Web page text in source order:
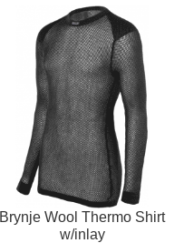
Brynje Wool Thermo Shirt
w/inlay